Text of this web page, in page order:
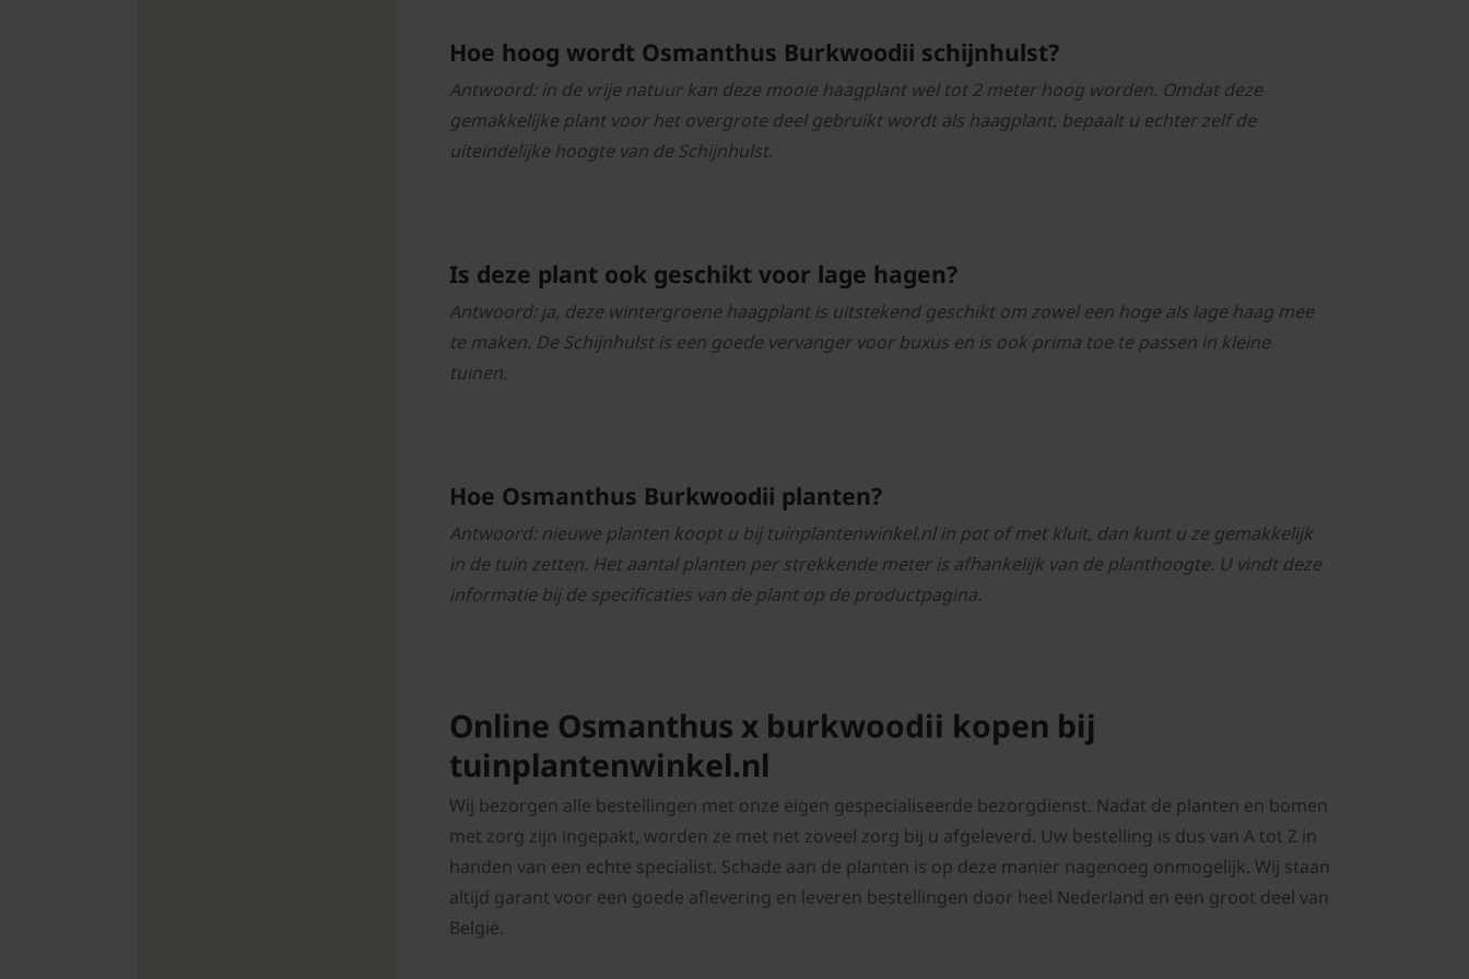
Hoe hoog wordt Osmanthus Burkwoodii schijnhulst?
Antwoord: in de vrije natuur kan deze mooie haagplant wel tot 2 meter hoog worden. Omdat deze
gemakkelijke plant voor het overgrote deel gebruikt wordt als haagplant, bepaalt u echter zelf de
uiteindelijke hoogte van de Schijnhulst.
Is deze plant ook geschikt voor lage hagen?
Antwoord: ja, deze wintergroene haagplant is uitstekend geschikt om zowel een hoge als lage haag mee
te maken. De Schijnhulst is een goede vervanger voor buxus en is ook prima toe te passen in kleine
tuinen.
Hoe Osmanthus Burkwoodii planten?
Antwoord: nieuwe planten koopt u bij tuinplantenwinkel.nl in pot of met kluit, dan kunt u ze gemakkelijk
in de tuin zetten. Het aantal planten per strekkende meter is afhankelijk van de planthoogte. U vindt deze
informatie bij de specificaties van de plant op de productpagina.
Online Osmanthus x burkwoodii kopen bij
tuinplantenwinkel.nl
Wij bezorgen alle bestellingen met onze eigen gespecialiseerde bezorgdienst. Nadat de planten en bomen
met zorg zijn ingepakt, worden ze met net zoveel zorg bij u afgeleverd. Uw bestelling is dus van A tot Z in
handen van een echte specialist. Schade aan de planten is op deze manier nagenoeg onmogelijk. Wij staan
altijd garant voor een goede aflevering en leveren bestellingen door heel Nederland en een groot deel van
België.